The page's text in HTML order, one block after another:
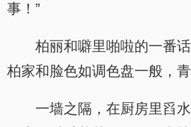
事！”
柏丽和噼里啪啦的一番
柏家和脸色如调色盘一般，
一墙之隔，在厨房里舀